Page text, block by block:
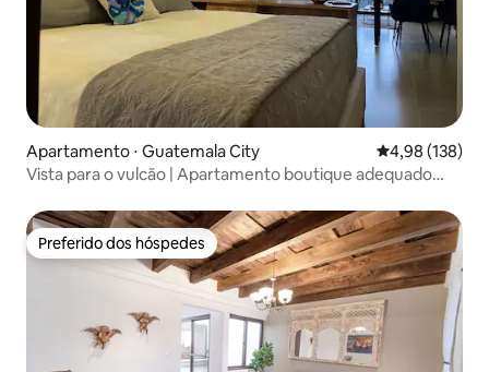
Apartamento ⋅ Guatemala City 4,98 de uma
4,98 (138)
Vista para o vulcão | Apartamento boutique adequado
Preferido dos hóspedes
Preferido dos hóspedes